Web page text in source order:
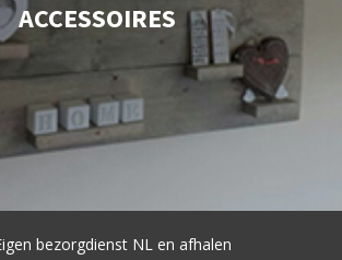
ACCESSOIRES
Op maat gemaakt